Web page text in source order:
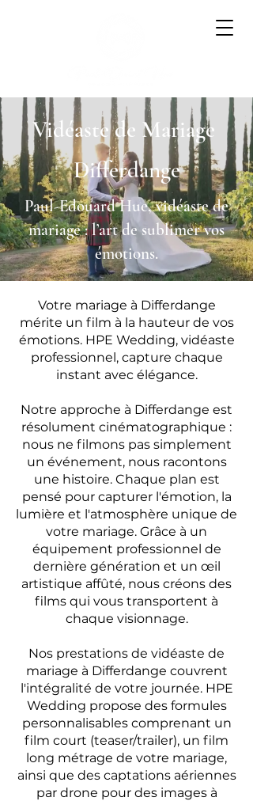
Vidéaste de Mariage
Differdange
Paul-Edouard Hue, vidéaste de
mariage : l’art de sublimer vos
émotions.
Votre mariage à Differdange
mérite un film à la hauteur de vos
émotions. HPE Wedding, vidéaste
professionnel, capture chaque
instant avec élégance.
Notre approche à Differdange est
résolument cinématographique :
nous ne filmons pas simplement
un événement, nous racontons
une histoire. Chaque plan est
pensé pour capturer l'émotion, la
lumière et l'atmosphère unique de
votre mariage. Grâce à un
équipement professionnel de
dernière génération et un œil
artistique affûté, nous créons des
films qui vous transportent à
chaque visionnage.
Nos prestations de vidéaste de
mariage à Differdange couvrent
l'intégralité de votre journée. HPE
Wedding propose des formules
personnalisables comprenant un
film court (teaser/trailer), un film
long métrage de votre mariage,
ainsi que des captations aériennes
par drone pour des images à